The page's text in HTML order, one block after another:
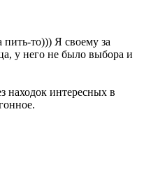
то))) Я своему за
у него не было выбора и
находок интересных в